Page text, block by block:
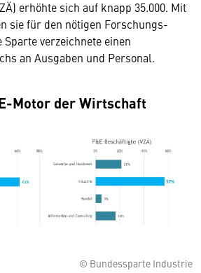
erhöhte sich auf knapp 35.000. Mit
sie für den nötigen Forschungs­
verzeichnete einen
an Ausgaben und Personal.
Motor der Wirtschaft
© Bundessparte Industrie